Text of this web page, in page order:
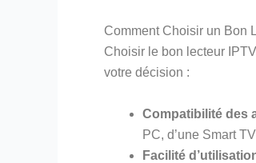
Comment Choisir un Bon
Choisir le bon lecteur
votre décision :
Compatibilité des
PC, d’une Smart
Facilité